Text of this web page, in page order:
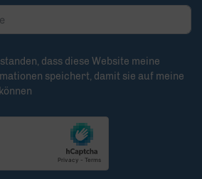
dass diese Website meine
speichert, damit sie auf meine